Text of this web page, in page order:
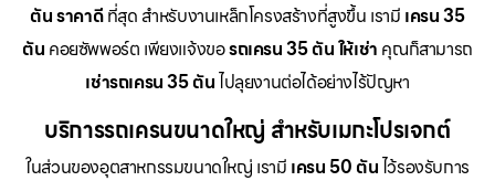
ตัน ราคาดีที่สุด สำหรับงานเหล็กโครงสร้างที่สูงขึ้น เรามี เครน 35
ตัน คอยซัพพอร์ต เพียงแจ้งขอรถเครน 35 ตัน ให้เช่า คุณก็สามารถ
เช่ารถเครน 35 ตันไปลุยงานต่อได้อย่างไร้ปัญหา
บริการรถเครนขนาดใหญ่ สำหรับเมกะโปรเจกต์
ในส่วนของอุตสาหกรรมขนาดใหญ่ เรามี เครน 50 ตันไว้รองรับการ